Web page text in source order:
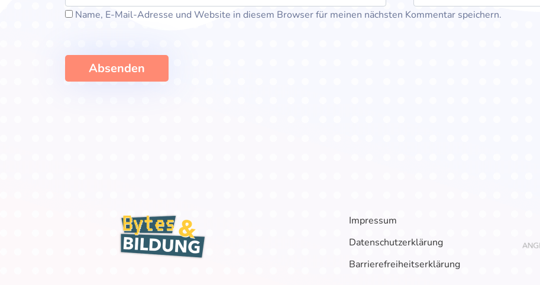
Name, E-Mail-Adresse und Website in diesem Browser für meinen nächsten Kommentar speichern.
Impressum
Datenschutzerklärung
Barrierefreiheitserklärung